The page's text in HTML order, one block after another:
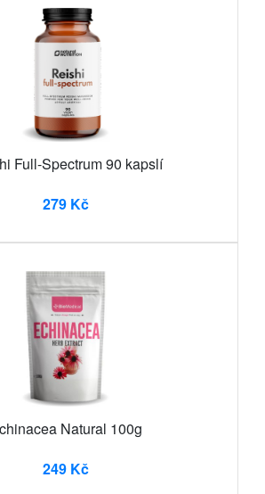
Full-Spectrum 90 kapslí
279 Kč
Natural 100g
249 Kč